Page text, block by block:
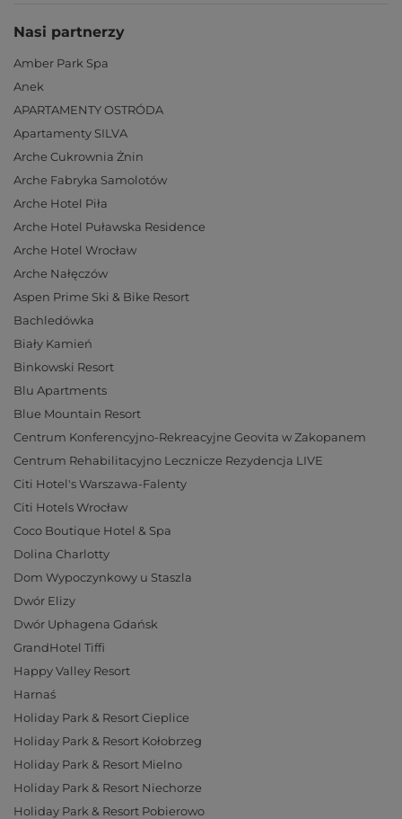
Nasi partnerzy
Amber Park Spa
Anek
APARTAMENTY OSTRÓDA
Apartamenty SILVA
Arche Cukrownia Żnin
Arche Fabryka Samolotów
Arche Hotel Piła
Arche Hotel Puławska Residence
Arche Hotel Wrocław
Arche Nałęczów
Aspen Prime Ski & Bike Resort
Bachledówka
Biały Kamień
Binkowski Resort
Blu Apartments
Blue Mountain Resort
Centrum Konferencyjno-Rekreacyjne Geovita w Zakopanem
Centrum Rehabilitacyjno Lecznicze Rezydencja LIVE
Citi Hotel's Warszawa-Falenty
Citi Hotels Wrocław
Coco Boutique Hotel & Spa
Dolina Charlotty
Dom Wypoczynkowy u Staszla
Dwór Elizy
Dwór Uphagena Gdańsk
GrandHotel Tiffi
Happy Valley Resort
Harnaś
Holiday Park & Resort Cieplice
Holiday Park & Resort Kołobrzeg
Holiday Park & Resort Mielno
Holiday Park & Resort Niechorze
Holiday Park & Resort Pobierowo